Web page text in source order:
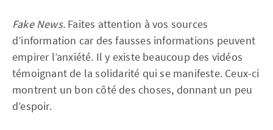
Fake News. Faites attention à vos sources
d’information car des fausses informations peuvent
empirer l’anxiété. Il y existe beaucoup des vidéos
témoignant de la solidarité qui se manifeste. Ceux-ci
montrent un bon côté des choses, donnant un peu
d’espoir.